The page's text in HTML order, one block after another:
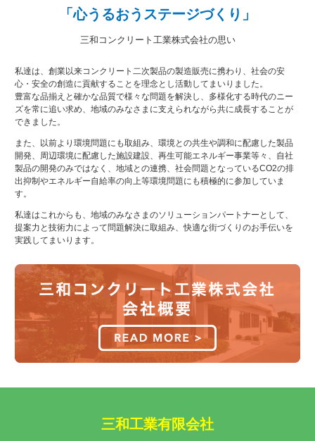
「心うるおうステージづくり」
三和コンクリート工業株式会社の思い
私達は、創業以来コンクリート二次製品の製造販売に携わり、社会の安
心・安全の創造に貢献することを理念とし活動してまいりました。
豊富な品揃えと確かな品質で様々な問題を解決し、多様化する時代のニー
ズを常に追い求め、地域のみなさまに支えられながら共に成長することが
できました。
また、以前より環境問題にも取組み、環境との共生や調和に配慮した製品
開発、周辺環境に配慮した施設建設、再生可能エネルギー事業等々、自社
製品の開発のみではなく、地域との連携、社会問題となっているCO2の排
出抑制やエネルギー自給率の向上等環境問題にも積極的に参加していま
す。
私達はこれからも、地域のみなさまのソリューションパートナーとして、
提案力と技術力によって問題解決に取組み、快適な街づくりのお手伝いを
実践してまいります。
三和工業有限会社